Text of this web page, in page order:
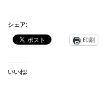
シェア:
印刷
いいね: